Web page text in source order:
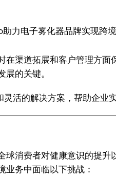
渠道拓展和客户管理方
的关键。
活的解决方案，帮助企业
消费者对健康意识的提
务中面临以下挑战：